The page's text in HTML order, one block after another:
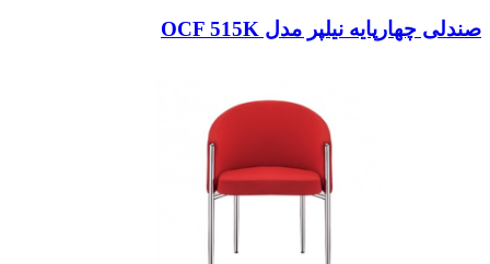
صندلی چهارپایه نیلپر مدل OCF 515K